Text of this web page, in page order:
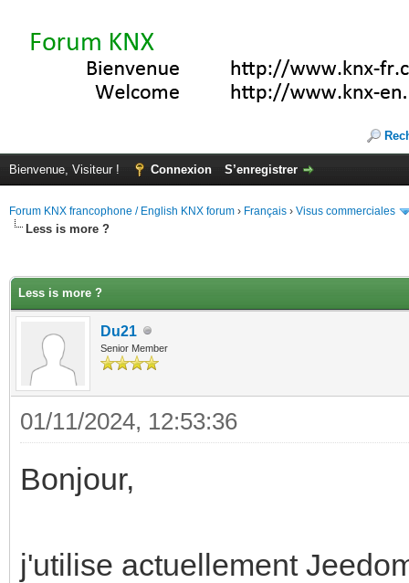
Bienvenue, Visiteur ! Connexion S’enregistrer
Forum KNX francophone / English KNX forum › Français › Visus commerciales
Less is more ?
Less is more ?
Du21
Senior Member
01/11/2024, 12:53:36
Bonjour,
j'utilise actuellement